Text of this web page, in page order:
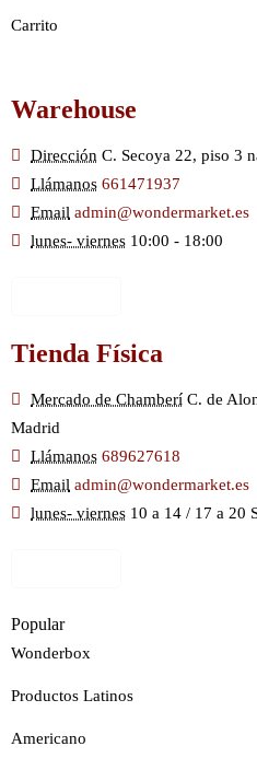
Carrito
Warehouse
Dirección C. Secoya 22, piso 3
Llámanos 661471937
Email admin@wondermarket.es
lunes- viernes 10:00 - 18:00
Tienda Física
Mercado de Chamberí C. de
Madrid
Llámanos 689627618
Email admin@wondermarket.es
lunes- viernes 10 a 14 / 17 a 20
Popular
Wonderbox
Productos Latinos
Americano